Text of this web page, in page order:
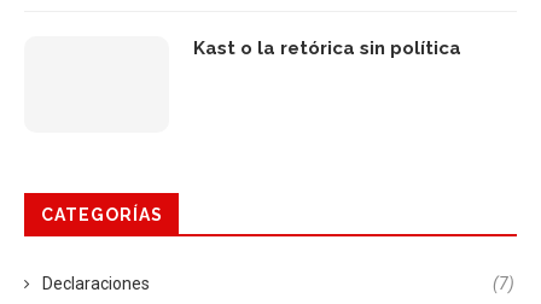
Kast o la retórica sin política
CATEGORÍAS
Declaraciones (7)